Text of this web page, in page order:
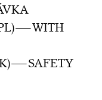
— WITH
— SAFETY